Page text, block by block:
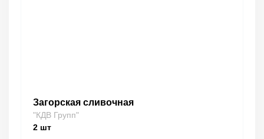
Загорская сливочная
"КДВ Групп"
2 шт